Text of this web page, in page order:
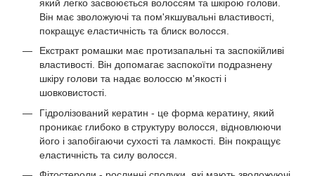
який легко засвоюється волоссям та шкірою голови.
Він має зволожуючі та пом'якшувальні властивості,
покращує еластичність та блиск волосся.
Екстракт ромашки має протизапальні та заспокійливі
властивості. Він допомагає заспокоїти подразнену
шкіру голови та надає волоссю м'якості і
шовковистості.
Гідролізований кератин - це форма кератину, який
проникає глибоко в структуру волосся, відновлюючи
його і запобігаючи сухості та ламкості. Він покращує
еластичність та силу волосся.